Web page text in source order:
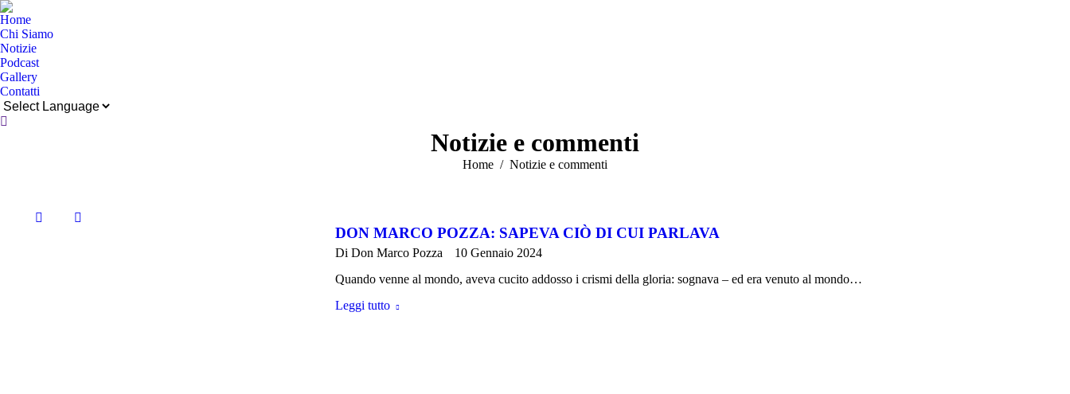
Home
Chi Siamo
Notizie
Podcast
Gallery
Contatti
Cerca:
Notizie e commenti
Tu sei qui:
Home Notizie e commenti
DON MARCO POZZA: SAPEVA CIÒ DI CUI PARLAVA
Di Don Marco Pozza
10 Gennaio 2024
Quando venne al mondo, aveva cucito addosso i crismi della gloria: sognava – ed era venuto al mondo…
Leggi tutto